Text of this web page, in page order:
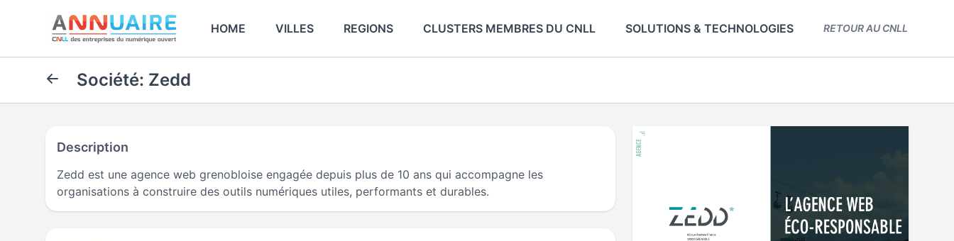
HOME VILLES REGIONS CLUSTERS MEMBRES DU CNLL SOLUTIONS & TECHNOLOGIES RETOUR AU CNLL
Société: Zedd
Description
Zedd est une agence web grenobloise engagée depuis plus de 10 ans qui accompagne les
organisations à construire des outils numériques utiles, performants et durables.